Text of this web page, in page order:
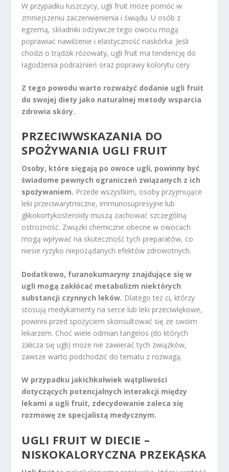
W przypadku łuszczycy, ugli fruit może pomóc w
zmniejszeniu zaczerwienienia i świądu. U osób z
egzemą, składniki odżywcze tego owocu mogą
poprawiać nawilżenie i elastyczność naskórka. Jeśli
chodzi o trądzik różowaty, ugli fruit ma tendencję do
łagodzenia podrażnień oraz poprawy kolorytu cery.
Z tego powodu warto rozważyć dodanie ugli fruit
do swojej diety jako naturalnej metody wsparcia
zdrowia skóry.
PRZECIWWSKAZANIA DO
SPOŻYWANIA UGLI FRUIT
Osoby, które sięgają po owoce ugli, powinny być
świadome pewnych ograniczeń związanych z ich
spożywaniem. Przede wszystkim, osoby przyjmujące
leki przeciwarytmiczne, immunosupresyjne lub
glikokortykosteroidy muszą zachować szczególną
ostrożność. Związki chemiczne obecne w owocach
mogą wpływać na skuteczność tych preparatów, co
niesie ryzyko niepożądanych efektów zdrowotnych.
Dodatkowo, furanokumaryny znajdujące się w
ugli mogą zakłócać metabolizm niektórych
substancji czynnych leków. Dlatego też ci, którzy
stosują medykamenty na serce lub leki przeciwlękowe,
powinni przed spożyciem skonsultować się ze swoim
lekarzem. Choć wiele odmian tangelos (do których
zalicza się ugli) może nie zawierać tych związków,
zawsze warto podchodzić do tematu z rozwagą.
W przypadku jakichkolwiek wątpliwości
dotyczących potencjalnych interakcji między
lekami a ugli fruit, zdecydowanie zaleca się
rozmowę ze specjalistą medycznym.
UGLI FRUIT W DIECIE –
NISKOKALORYCZNA PRZEKĄSKA